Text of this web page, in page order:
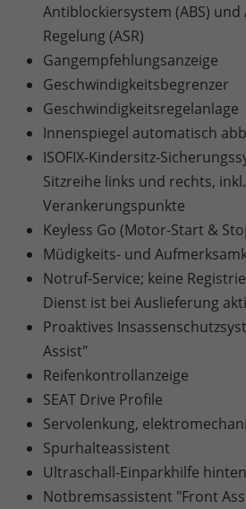
Antiblockiersystem (ABS)
Regelung (ASR)
Gangempfehlungsanzeige
Geschwindigkeitsbegrenzer
Geschwindigkeitsregelanlage
Innenspiegel automatisch
ISOFIX-Kindersitz-
Sitzreihe links und rechts,
Verankerungspunkte
Keyless Go (Motor-Start &
Müdigkeits- und
Notruf-Service; keine
Dienst ist bei Auslieferung
Proaktives
Assist"
Reifenkontrollanzeige
SEAT Drive Profile
Servolenkung,
Spurhalteassistent
Ultraschall-Einparkhilfe hinten
Notbremsassistent "Front